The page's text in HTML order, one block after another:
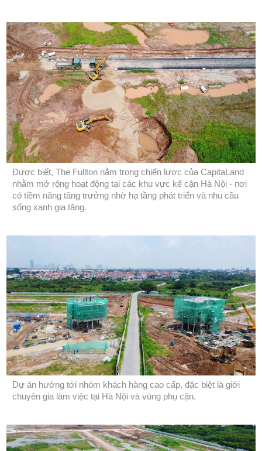
Được biết, The Fullton nằm trong chiến lược của CapitaLand
nhằm mở rộng hoạt động tại các khu vực kế cận Hà Nội - nơi
có tiềm năng tăng trưởng nhờ hạ tầng phát triển và nhu cầu
sống xanh gia tăng.
Dự án hướng tới nhóm khách hàng cao cấp, đặc biệt là giới
chuyên gia làm việc tại Hà Nội và vùng phụ cận.